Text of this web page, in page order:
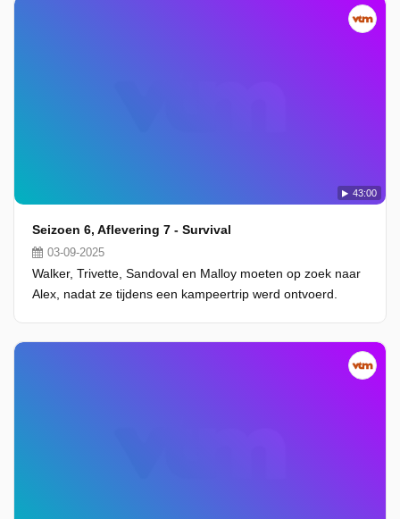
43:00
Seizoen 6, Aflevering 7 - Survival
03-09-2025
Walker, Trivette, Sandoval en Malloy moeten op zoek naar
Alex, nadat ze tijdens een kampeertrip werd ontvoerd.